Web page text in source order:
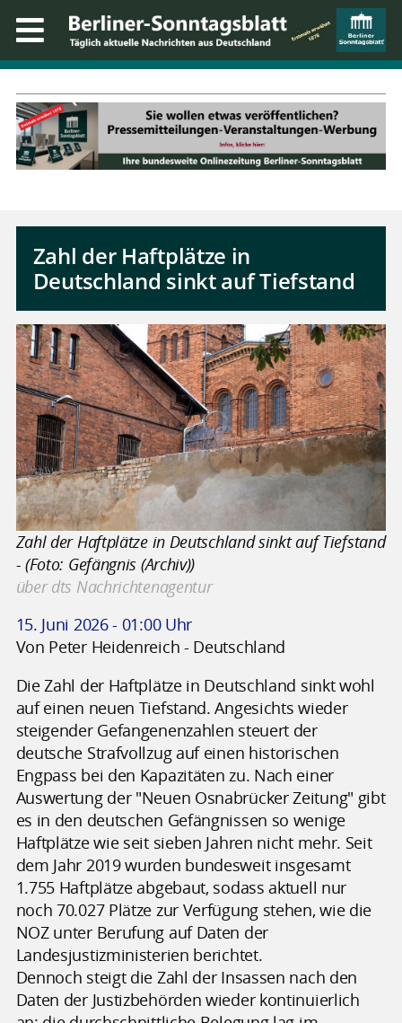
Zahl der Haftplätze in
Deutschland sinkt auf Tiefstand
Zahl der Haftplätze in Deutschland sinkt auf Tiefstand
- (Foto: Gefängnis (Archiv))
über dts Nachrichtenagentur
15. Juni 2026 - 01:00 Uhr
Von Peter Heidenreich - Deutschland
Die Zahl der Haftplätze in Deutschland sinkt wohl
auf einen neuen Tiefstand. Angesichts wieder
steigender Gefangenenzahlen steuert der
deutsche Strafvollzug auf einen historischen
Engpass bei den Kapazitäten zu. Nach einer
Auswertung der "Neuen Osnabrücker Zeitung" gibt
es in den deutschen Gefängnissen so wenige
Haftplätze wie seit sieben Jahren nicht mehr. Seit
dem Jahr 2019 wurden bundesweit insgesamt
1.755 Haftplätze abgebaut, sodass aktuell nur
noch 70.027 Plätze zur Verfügung stehen, wie die
NOZ unter Berufung auf Daten der
Landesjustizministerien berichtet.
Dennoch steigt die Zahl der Insassen nach den
Daten der Justizbehörden wieder kontinuierlich